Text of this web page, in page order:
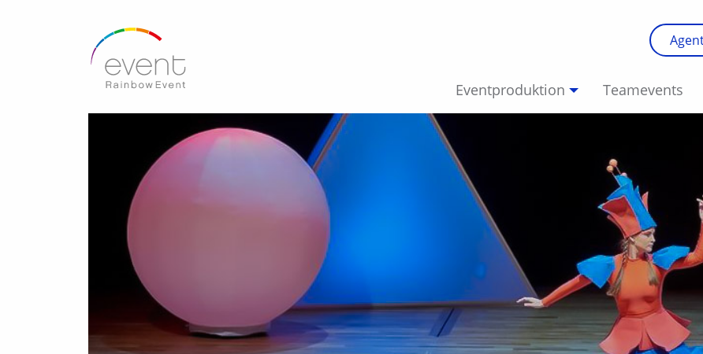
Eventproduktion Teamevents